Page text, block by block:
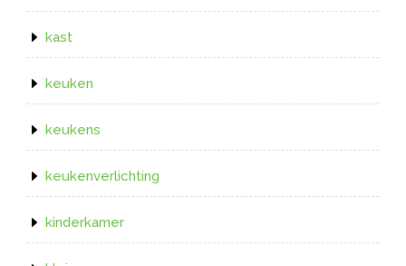
kast
keuken
keukens
keukenverlichting
kinderkamer